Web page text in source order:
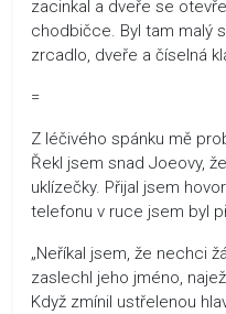
zacinkal a dveře se
chodbičce. Byl tam malý
zrcadlo, dveře a číselná
=
Z léčivého spánku mě
Řekl jsem snad Joeovy,
uklízečky. Přijal jsem
telefonu v ruce jsem byl
„Neříkal jsem, že nechci
zaslechl jeho jméno,
Když zmínil ustřelenou